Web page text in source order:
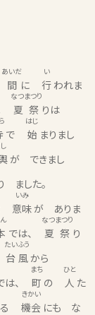
間
あいだ
に 行
い
夏祭
なつまつり
りは
で 始
はじ
ました。
意味
いみ
では、 夏祭
なつまつり
台風
たいふう
から
は、 町
まち
の 人
ひと
機会
きかい